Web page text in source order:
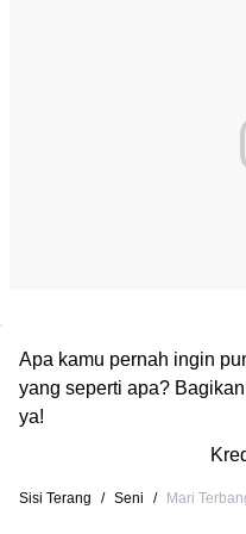
Apa kamu pernah ingin
yang seperti apa?
ya!
Sisi Terang / Seni / Mari